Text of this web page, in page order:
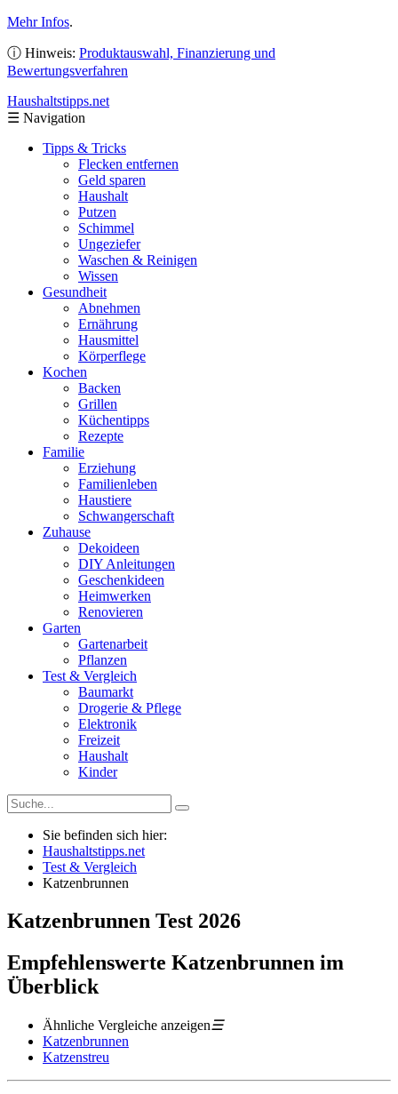
Mehr Infos.
ⓘ Hinweis: Produktauswahl, Finanzierung und
Bewertungsverfahren
Haushaltstipps.net
☰ Navigation
Tipps & Tricks
Flecken entfernen
Geld sparen
Haushalt
Putzen
Schimmel
Ungeziefer
Waschen & Reinigen
Wissen
Gesundheit
Abnehmen
Ernährung
Hausmittel
Körperflege
Kochen
Backen
Grillen
Küchentipps
Rezepte
Familie
Erziehung
Familienleben
Haustiere
Schwangerschaft
Zuhause
Dekoideen
DIY Anleitungen
Geschenkideen
Heimwerken
Renovieren
Garten
Gartenarbeit
Pflanzen
Test & Vergleich
Baumarkt
Drogerie & Pflege
Elektronik
Freizeit
Haushalt
Kinder
Sie befinden sich hier:
Haushaltstipps.net
Test & Vergleich
Katzenbrunnen
Katzenbrunnen Test 2026
Empfehlenswerte Katzenbrunnen im
Überblick
Ähnliche Vergleiche anzeigen☰
Katzenbrunnen
Katzenstreu